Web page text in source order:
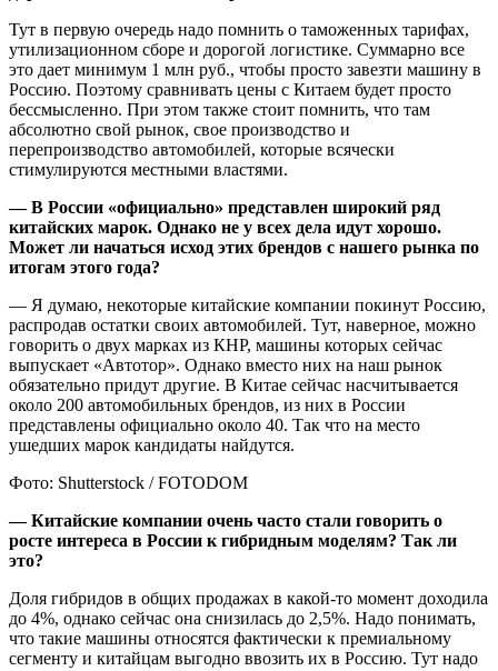
Тут в первую очередь надо помнить о таможенных тарифах,
утилизационном сборе и дорогой логистике. Суммарно все
это дает минимум 1 млн руб., чтобы просто завезти машину в
Россию. Поэтому сравнивать цены с Китаем будет просто
бессмысленно. При этом также стоит помнить, что там
абсолютно свой рынок, свое производство и
перепроизводство автомобилей, которые всячески
стимулируются местными властями.
— В России «официально» представлен широкий ряд
китайских марок. Однако не у всех дела идут хорошо.
Может ли начаться исход этих брендов с нашего рынка по
итогам этого года?
— Я думаю, некоторые китайские компании покинут Россию,
распродав остатки своих автомобилей. Тут, наверное, можно
говорить о двух марках из КНР, машины которых сейчас
выпускает «Автотор». Однако вместо них на наш рынок
обязательно придут другие. В Китае сейчас насчитывается
около 200 автомобильных брендов, из них в России
представлены официально около 40. Так что на место
ушедших марок кандидаты найдутся.
Фото: Shutterstock / FOTODOM
— Китайские компании очень часто стали говорить о
росте интереса в России к гибридным моделям? Так ли
это?
Доля гибридов в общих продажах в какой-то момент доходила
до 4%, однако сейчас она снизилась до 2,5%. Надо понимать,
что такие машины относятся фактически к премиальному
сегменту и китайцам выгодно ввозить их в Россию. Тут надо